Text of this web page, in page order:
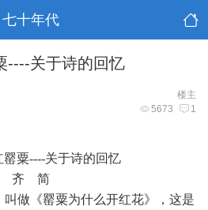
七十年代
----关于诗的回忆
楼主
5673 1
罂粟----关于诗的回忆
齐 简
叫做《罂粟为什么开红花》，这是